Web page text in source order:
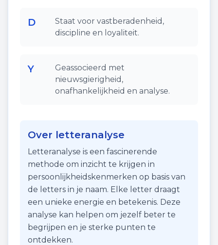
D
Staat voor vastberadenheid,
discipline en loyaliteit.
Y
Geassocieerd met
nieuwsgierigheid,
onafhankelijkheid en analyse.
Over letteranalyse
Letteranalyse is een fascinerende
methode om inzicht te krijgen in
persoonlijkheidskenmerken op basis van
de letters in je naam. Elke letter draagt
een unieke energie en betekenis. Deze
analyse kan helpen om jezelf beter te
begrijpen en je sterke punten te
ontdekken.